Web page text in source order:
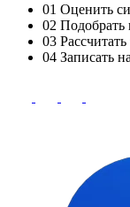
01 Оценить
02 Подобрать
03
04 Записать